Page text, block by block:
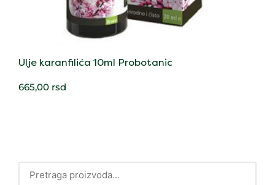
Ulje karanfilića 10ml Probotanic
665,00 rsd